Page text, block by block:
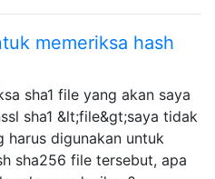
memeriksa hash
sha1 file yang akan saya
sha1 &lt;file&gt;saya tidak
harus digunakan untuk
sha256 file tersebut, apa